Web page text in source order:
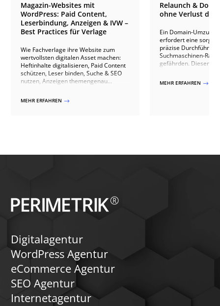
Magazin-Websites mit
WordPress: Paid Content,
Leserbindung, Anzeigen & IVW –
Best Practices für Verlage
Wie Fachverlage ihre Website zum
wertvollsten digitalen Asset machen:
Heftinhalte digitalisieren, Paid Content
schützen, Leser binden, Suche & SEO
nutzen, Anzeigen themengenau
20+ Verlagsprojekten.
MEHR ERFAHREN $
Relaunch &
ohne Verlust der
Ein Domain-Umzug
erfordert eine
präzise
Suchmaschinen-
gefährden. Dieser
Bestandsaufnahme
Suchmaschinen
MEHR ERFAHREN $
Digitalagentur
WordPress Agentur
eCommerce Agentur
SEO Agentur
Internetagentur